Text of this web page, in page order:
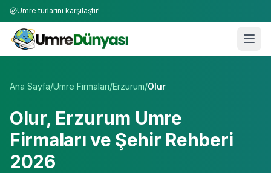
Umre turlarını karşılaştır!
Ana Sayfa/Umre Firmalari/Erzurum/Olur
Olur, Erzurum Umre
Firmaları ve Şehir Rehberi
2026